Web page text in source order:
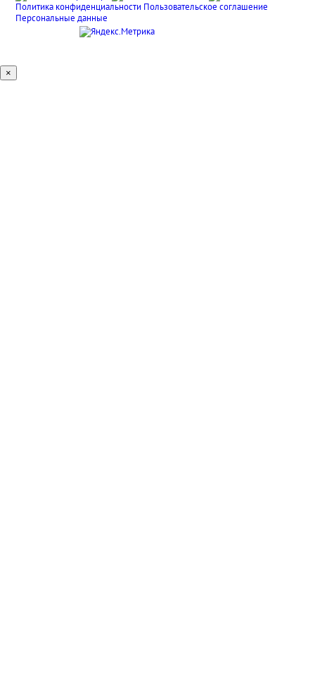
Политика конфиденциальности Пользовательское соглашение
Персональные данные
×